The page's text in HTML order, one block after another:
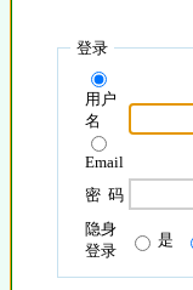
登录
用户
名
Email
密 码
隐身
登录
是